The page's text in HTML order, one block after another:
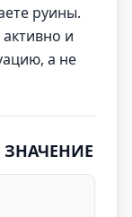
руины.
и
а не